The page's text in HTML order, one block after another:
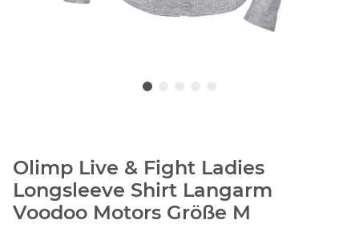
Olimp Live & Fight Ladies
Longsleeve Shirt Langarm
Voodoo Motors Größe M